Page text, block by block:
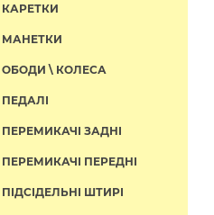
КАРЕТКИ
МАНЕТКИ
ОБОДИ \ КОЛЕСА
ПЕДАЛІ
ПЕРЕМИКАЧІ ЗАДНІ
ПЕРЕМИКАЧІ ПЕРЕДНІ
ПІДСІДЕЛЬНІ ШТИРІ